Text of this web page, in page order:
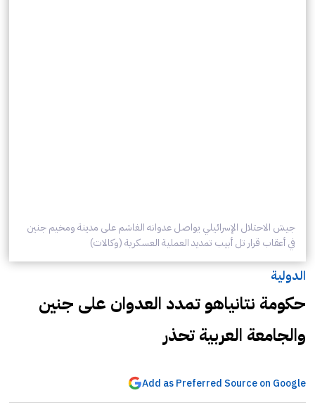
جيش الاحتلال الإسرائيلي يواصل عدوانه الغاشم على مدينة ومخيم جنين
في أعقاب قرار تل أبيب تمديد العملية العسكرية (وكالات)
الدولية
حكومة نتانياهو تمدد العدوان على جنين
والجامعة العربية تحذر
Add as Preferred Source on Google